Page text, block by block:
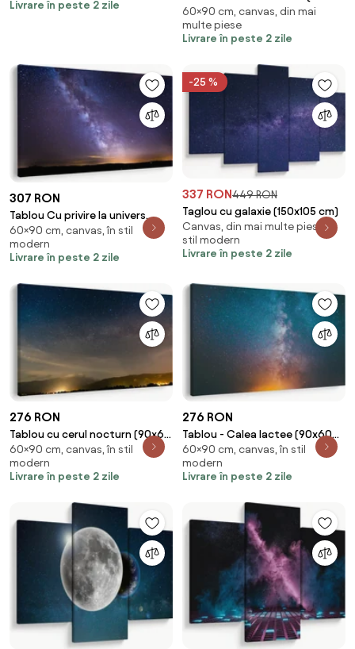
Livrare în peste 2 zile
cm)
60×90 cm, canvas, din mai
multe piese
Livrare în peste 2 zile
307 RON
Tablou Cu privire la univers
(90x60 cm)
60×90 cm, canvas, în stil
modern
Livrare în peste 2 zile
-25 %
337 RON449 RON
Taglou cu galaxie (150x105 cm)
Canvas, din mai multe piese, în
stil modern
Livrare în peste 2 zile
276 RON
Tablou cu cerul nocturn (90x60
cm)
60×90 cm, canvas, în stil
modern
Livrare în peste 2 zile
276 RON
Tablou - Calea lactee (90x60
cm)
60×90 cm, canvas, în stil
modern
Livrare în peste 2 zile